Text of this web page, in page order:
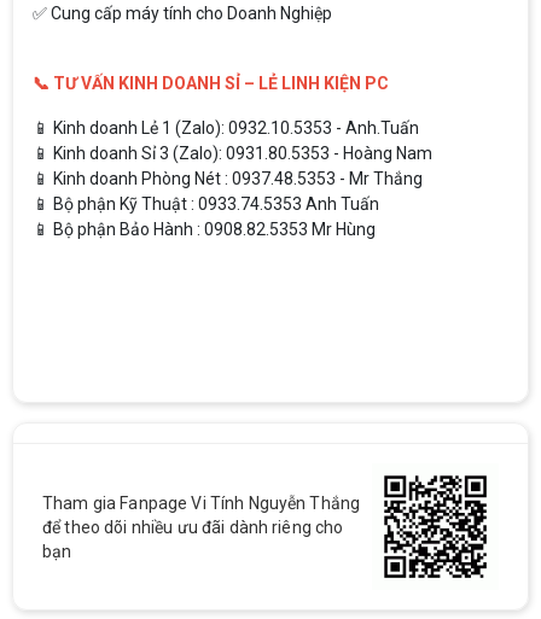
✅ Cung cấp máy tính cho Doanh Nghiệp
📞 TƯ VẤN KINH DOANH SỈ – LẺ LINH KIỆN PC
📱 Kinh doanh Lẻ 1 (Zalo): 0932.10.5353 - Anh.Tuấn
📱 Kinh doanh Sỉ 3 (Zalo): 0931.80.5353 - Hoàng Nam
📱 Kinh doanh Phòng Nét : 0937.48.5353 - Mr Thắng
📱 Bộ phận Kỹ Thuật : 0933.74.5353 Anh Tuấn
📱 Bộ phận Bảo Hành : 0908.82.5353 Mr Hùng
Tham gia Fanpage Vi Tính Nguyễn Thắng
để theo dõi nhiều ưu đãi dành riêng cho
bạn